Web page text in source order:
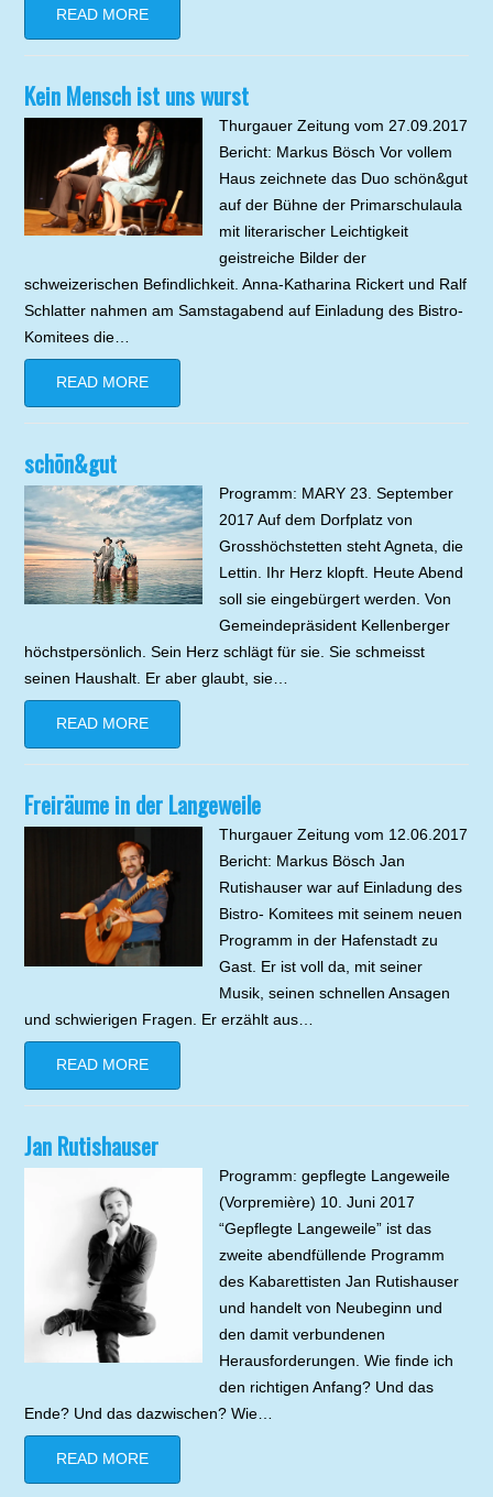
READ MORE
Kein Mensch ist uns wurst
Thurgauer Zeitung vom 27.09.2017
Bericht: Markus Bösch Vor vollem
Haus zeichnete das Duo schön&gut
auf der Bühne der Primarschulaula
mit literarischer Leichtigkeit
geistreiche Bilder der
schweizerischen Befindlichkeit. Anna-Katharina Rickert und Ralf
Schlatter nahmen am Samstagabend auf Einladung des Bistro-
Komitees die…
READ MORE
schön&gut
Programm: MARY 23. September
2017 Auf dem Dorfplatz von
Grosshöchstetten steht Agneta, die
Lettin. Ihr Herz klopft. Heute Abend
soll sie eingebürgert werden. Von
Gemeindepräsident Kellenberger
höchstpersönlich. Sein Herz schlägt für sie. Sie schmeisst
seinen Haushalt. Er aber glaubt, sie…
READ MORE
Freiräume in der Langeweile
Thurgauer Zeitung vom 12.06.2017
Bericht: Markus Bösch Jan
Rutishauser war auf Einladung des
Bistro- Komitees mit seinem neuen
Programm in der Hafenstadt zu
Gast. Er ist voll da, mit seiner
Musik, seinen schnellen Ansagen
und schwierigen Fragen. Er erzählt aus…
READ MORE
Jan Rutishauser
Programm: gepflegte Langeweile
(Vorpremière) 10. Juni 2017
“Gepflegte Langeweile” ist das
zweite abendfüllende Programm
des Kabarettisten Jan Rutishauser
und handelt von Neubeginn und
den damit verbundenen
Herausforderungen. Wie finde ich
den richtigen Anfang? Und das
Ende? Und das dazwischen? Wie…
READ MORE